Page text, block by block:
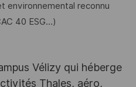
environnemental reconnu
40 ESG…)
Vélizy qui héberge
Thales, aéro,